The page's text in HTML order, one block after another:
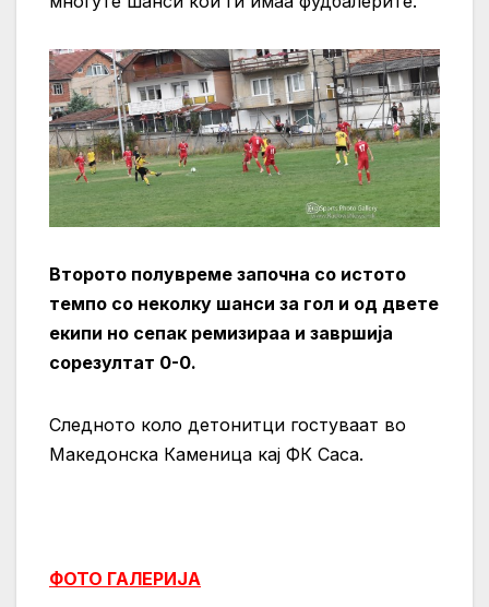
Второто полувреме започна со истото
темпо со неколку шанси за гол и од двете
екипи но сепак ремизираа и завршија
сорезултат 0-0.
Следното коло детонитци гостуваат во
Македонска Каменица кај ФК Саса.
ФОТО ГАЛЕРИЈА